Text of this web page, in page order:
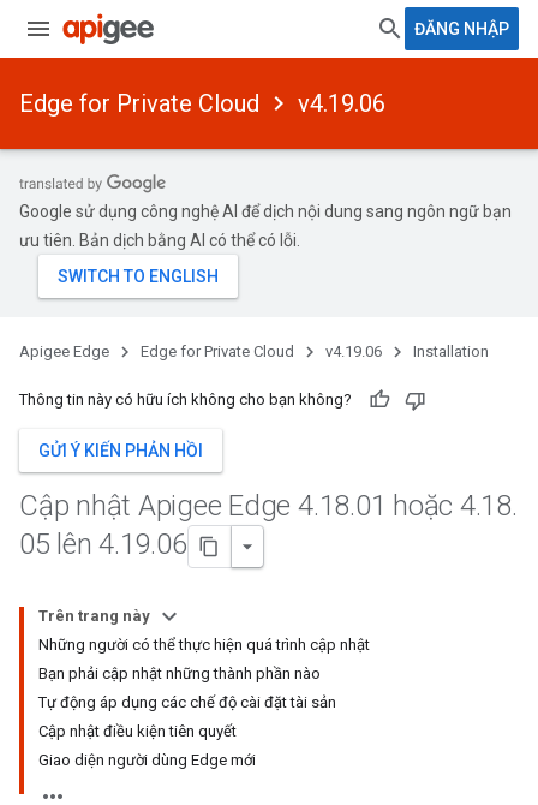
ĐĂNG NHẬP
Edge for Private Cloud v4.19.06
Google sử dụng công nghệ AI để dịch nội dung sang ngôn ngữ bạn
ưu tiên. Bản dịch bằng AI có thể có lỗi.
Apigee Edge Edge for Private Cloud v4.19.06 Installation
Thông tin này có hữu ích không cho bạn không?
GỬI Ý KIẾN PHẢN HỒI
Cập nhật Apigee Edge 4.18.01 hoặc 4.18.
05 lên 4.19.06
Trên trang này
Những người có thể thực hiện quá trình cập nhật
Bạn phải cập nhật những thành phần nào
Tự động áp dụng các chế độ cài đặt tài sản
Cập nhật điều kiện tiên quyết
Giao diện người dùng Edge mới